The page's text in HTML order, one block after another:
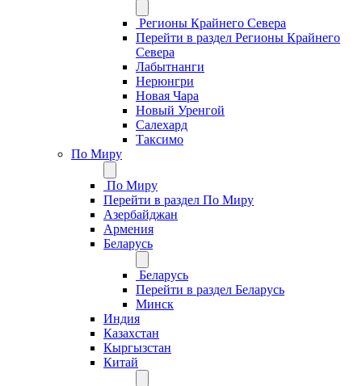
Регионы Крайнего Севера
Перейти в раздел Регионы Крайнего
Севера
Лабытнанги
Нерюнгри
Новая Чара
Новый Уренгой
Салехард
Таксимо
По Миру
По Миру
Перейти в раздел По Миру
Азербайджан
Армения
Беларусь
Беларусь
Перейти в раздел Беларусь
Минск
Индия
Казахстан
Кыргызстан
Китай